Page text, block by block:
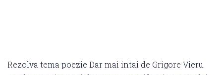
Rezolva tema poezie Dar mai intai de Grigore Vieru.